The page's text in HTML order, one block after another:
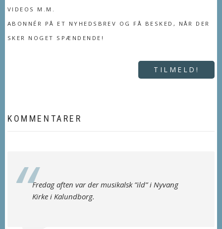
VIDEOS M.M.
ABONNÉR PÅ ET NYHEDSBREV OG FÅ BESKED, NÅR DER
SKER NOGET SPÆNDENDE!
TILMELD!
KOMMENTARER
Fredag aften var der musikalsk ”ild” i Nyvang
Kirke i Kalundborg.